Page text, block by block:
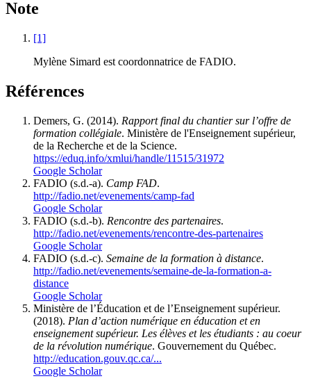
Note
[1]
Mylène Simard est coordonnatrice de FADIO.
Références
Demers, G. (2014). Rapport final du chantier sur l’offre de
formation collégiale. Ministère de l'Enseignement supérieur,
de la Recherche et de la Science.
https://eduq.info/xmlui/handle/11515/31972
Google Scholar
FADIO (s.d.-a). Camp FAD.
http://fadio.net/evenements/camp-fad
Google Scholar
FADIO (s.d.-b). Rencontre des partenaires.
http://fadio.net/evenements/rencontre-des-partenaires
Google Scholar
FADIO (s.d.-c). Semaine de la formation à distance.
http://fadio.net/evenements/semaine-de-la-formation-a-
distance
Google Scholar
Ministère de l’Éducation et de l’Enseignement supérieur.
(2018). Plan d’action numérique en éducation et en
enseignement supérieur. Les élèves et les étudiants : au coeur
de la révolution numérique. Gouvernement du Québec.
http://education.gouv.qc.ca/...
Google Scholar